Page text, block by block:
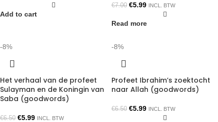
Add to cart
€7.00 €5.99 INCL. BTW
Read more
-8%
Het verhaal van de profeet
Sulayman en de Koningin van
Saba (goodwords)
€6.50 €5.99 INCL. BTW
-8%
Profeet Ibrahim’s zoektocht
naar Allah (goodwords)
€6.50 €5.99 INCL. BTW